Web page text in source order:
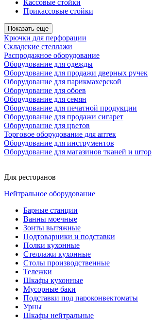
Кассовые стойки
Прикассовые стойки
Показать еще
Крючки для перфорации
Складские стеллажи
Распродажное оборудование
Оборудование для одежды
Оборудование для продажи дверных ручек
Оборудование для парикмахерской
Оборудование для обоев
Оборудование для семян
Оборудование для печатной продукции
Оборудование для продажи сигарет
Оборудование для цветов
Торговое оборудование для аптек
Оборудование для инструментов
Оборудование для магазинов тканей и штор
Для ресторанов
Нейтральное оборудование
Барные станции
Ванны моечные
Зонты вытяжные
Подтоварники и подставки
Полки кухонные
Стеллажи кухонные
Столы производственные
Тележки
Шкафы кухонные
Мусорные баки
Подставки под пароконвектоматы
Урны
Шкафы нейтральные